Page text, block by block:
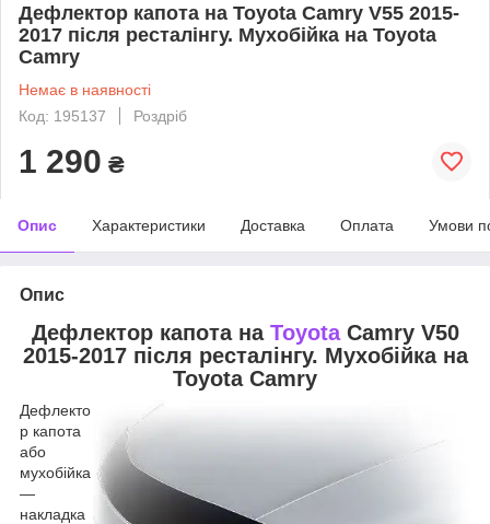
Дефлектор капота на Toyota Camry V55 2015-
2017 після ресталінгу. Мухобійка на Toyota
Camry
Немає в наявності
Код: 195137
Роздріб
1 290 ₴
Опис Характеристики Доставка Оплата Умови
Опис
Дефлектор капота на ToyotaCamry V50
2015-2017 після ресталінгу. Мухобійка на
Toyota Camry
Дефлекто
р капота
або
мухобійка
—
накладка